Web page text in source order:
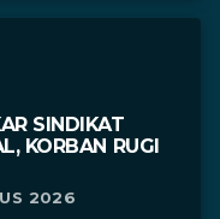
SINDIKAT
KORBAN RUGI
2026